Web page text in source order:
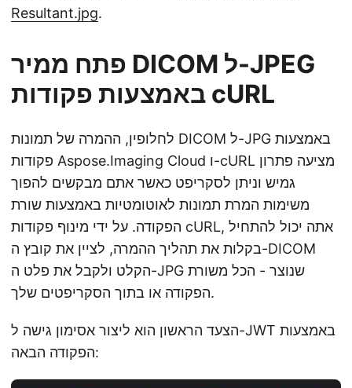
Resultant.jpg.
פתח ממיר DICOM ל-JPEG
באמצעות פקודות cURL
לחלופין, ההמרה של תמונות DICOM ל-JPG באמצעות
פקודות Aspose.Imaging Cloud ו-cURL מציעה פתרון
גמיש וניתן לסקריפט כאשר אתם מבקשים להפוך
משימות המרת תמונות לאוטומטיות באמצעות שורת
הפקודה. על ידי מינוף פקודות cURL, אתה יכול להתחיל
בקלות את תהליך ההמרה, לציין את קובץ ה-DICOM
הקלט ולקבל את פלט ה-JPG שנוצר - הכל משורת
הפקודה או בתוך הסקריפטים שלך.
הצעד הראשון הוא ליצור אסימון גישה ל-JWT באמצעות
הפקודה הבאה: